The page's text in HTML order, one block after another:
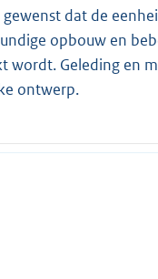
dat de
opbouw en
wordt. Geleding en
ontwerp.